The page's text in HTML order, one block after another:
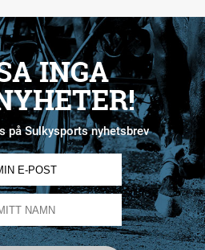
INGA
på Sulkysports nyhetsbrev